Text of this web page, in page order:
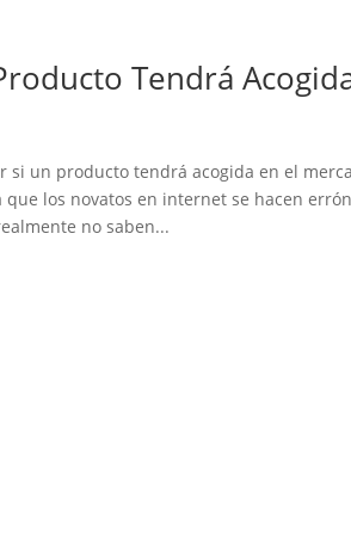
Tendrá
si un producto tendrá acogida en el
que los novatos en internet se hacen
no saben...